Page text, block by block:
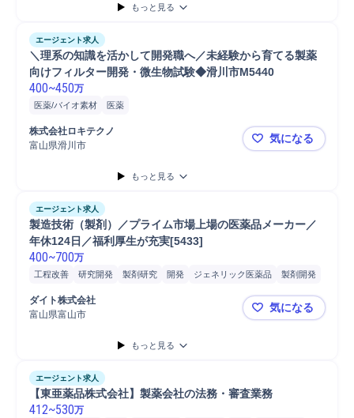
もっと見る
エージェント求人
＼理系の知識を活かして開発職へ／未経験から育てる製薬
向けフィルター開発・微生物試験◆滑川市M5440
400~450万
医薬/バイオ素材 医薬
株式会社ロキテクノ
富山県滑川市
＼理系の知
気になる
もっと見る
エージェント求人
製造技術（製剤）／プライム市場上場の医薬品メーカー／
年休124日／福利厚生が充実[5433]
400~700万
工程改善 研究開発 製剤研究 開発 ジェネリック医薬品 製剤開発
ダイト株式会社
富山県富山市
製造技術（
気になる
もっと見る
エージェント求人
【東亜薬品株式会社】製薬会社の法務・審査業務
412~530万